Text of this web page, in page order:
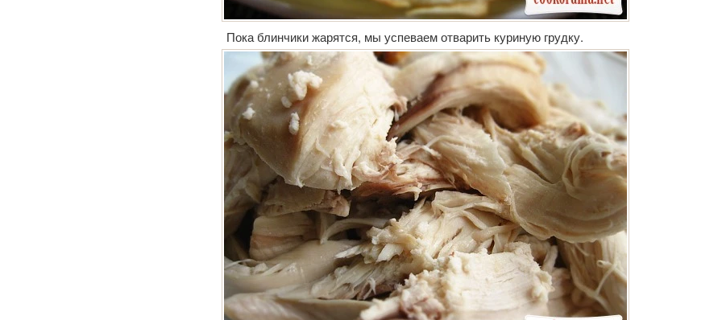
Пока блинчики жарятся, мы успеваем отварить куриную грудку.